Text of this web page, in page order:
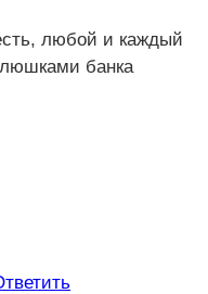
любой и каждый
банка